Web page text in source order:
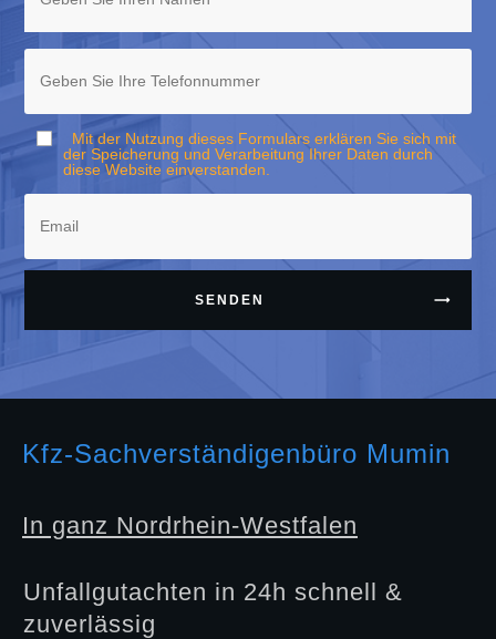
Mit der Nutzung dieses Formulars erklären Sie sich mit
der Speicherung und Verarbeitung Ihrer Daten durch
diese Website einverstanden.
SENDEN
Kfz-Sachverständigenbüro Mumin
In ganz Nordrhein-Westfalen
Unfallgutachten in 24h schnell &
zuverlässig